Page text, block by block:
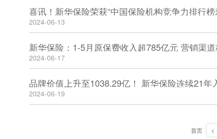
喜讯！新华保险荣获“中国保险机构竞争力排行
2024-06-13
2024-06-17
2024-06-19
首页 <